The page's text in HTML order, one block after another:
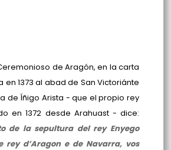
de Aragón, en la carta
en 1373 al abad de San Victoriánte
de Íñigo Arista - que el propio rey
en 1372 desde Arahuast - dice:
de la sepultura del rey Enyego
rey d’Aragon e de Navarra, vos